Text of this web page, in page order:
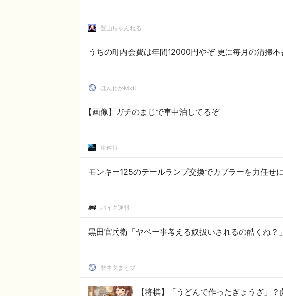
登山ちゃんねる
うちの町内会費は年間12000円やぞ 更に毎月の清掃
ほんわかMkⅡ
【画像】ガチのまじで車中泊してるぞ
車速報
モンキー125のテールランプ交換でカプラーを力任せ
バイク速報
黒田官兵衛「ヤベー事考える奴扱いされるの酷くね？」
歴ネタまとブ
【将棋】「うどんで作ったぎょうざ」